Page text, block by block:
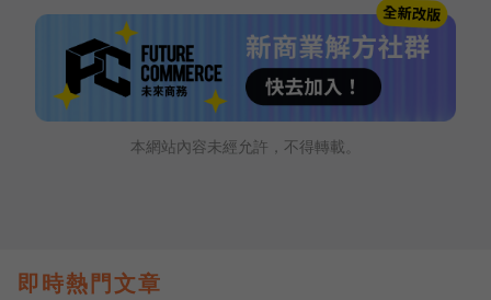
本網站內容未經允許，不得轉載。
即時熱門文章